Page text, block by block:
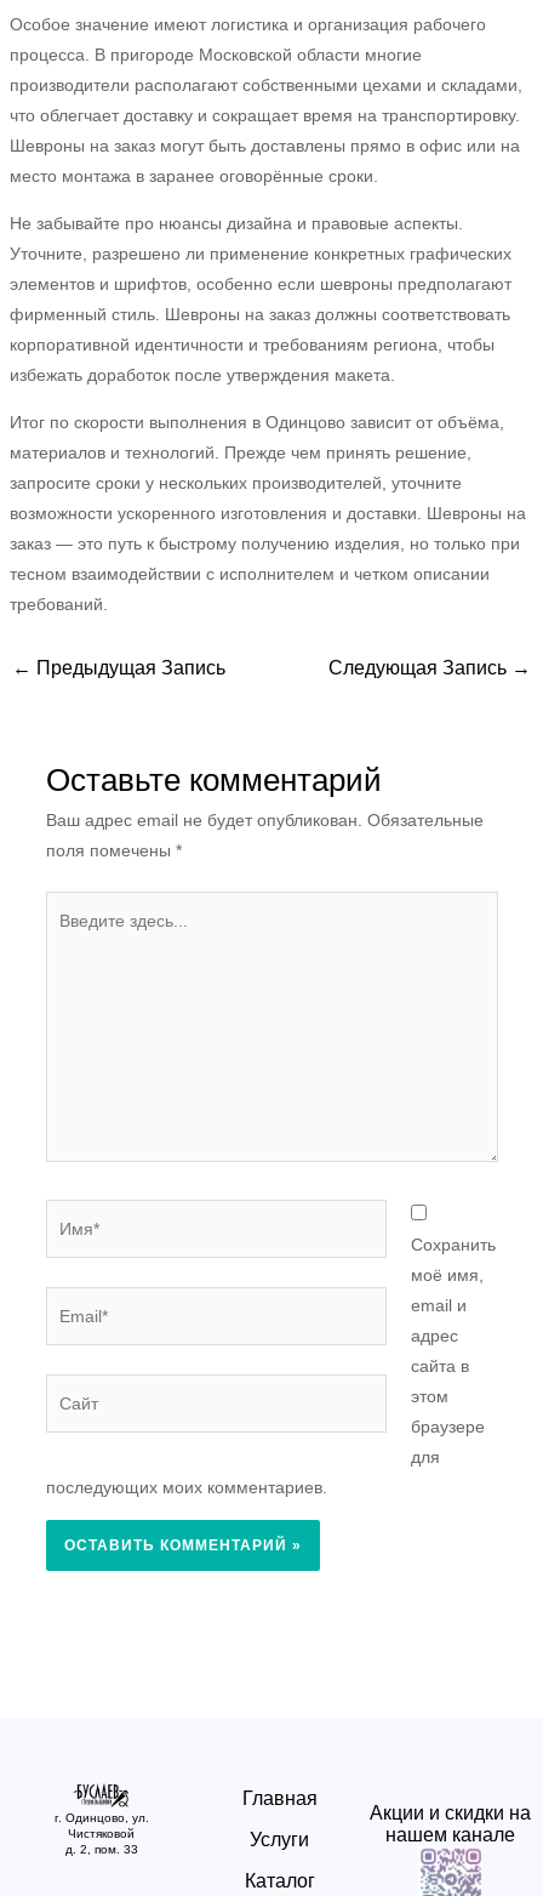
Особое значение имеют логистика и организация рабочего
процесса. В пригороде Московской области многие
производители располагают собственными цехами и складами,
что облегчает доставку и сокращает время на транспортировку.
Шевроны на заказ могут быть доставлены прямо в офис или на
место монтажа в заранее оговорённые сроки.
Не забывайте про нюансы дизайна и правовые аспекты.
Уточните, разрешено ли применение конкретных графических
элементов и шрифтов, особенно если шевроны предполагают
фирменный стиль. Шевроны на заказ должны соответствовать
корпоративной идентичности и требованиям региона, чтобы
избежать доработок после утверждения макета.
Итог по скорости выполнения в Одинцово зависит от объёма,
материалов и технологий. Прежде чем принять решение,
запросите сроки у нескольких производителей, уточните
возможности ускоренного изготовления и доставки. Шевроны на
заказ — это путь к быстрому получению изделия, но только при
тесном взаимодействии с исполнителем и четком описании
требований.
← Предыдущая Запись Следующая Запись →
Оставьте комментарий
Ваш адрес email не будет опубликован. Обязательные
поля помечены *
здесь...
Сохранить
моё имя,
email и
адрес
сайта в
этом
браузере
для
последующих моих комментариев.
г. Одинцово, ул.
Чистяковой
д. 2, пом. 33
Главная
Услуги
Каталог
Акции и скидки на
нашем канале